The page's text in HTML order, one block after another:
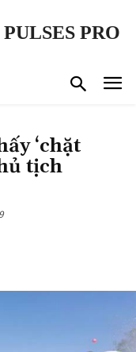
PULSES PRO
‘chặt
tịch